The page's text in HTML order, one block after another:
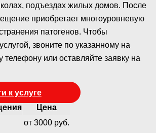
подъездах жилых домов. После
приобретает многоуровневую
патогенов. Чтобы
звоните по указанному на
телефону или оставляйте заявку на
к услуге
Цена
от 3000 руб.